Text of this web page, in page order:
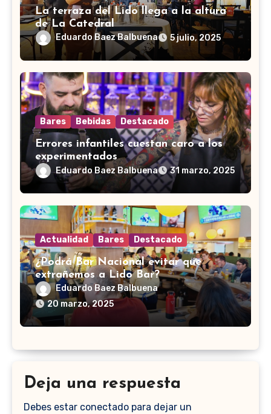
La terraza del Lido llega a la altura
de La Catedral
Eduardo Baez Balbuena 5 julio, 2025
Bares Bebidas Destacado
Errores infantiles cuestan caro a los
experimentados
Eduardo Baez Balbuena 31 marzo, 2025
Actualidad Bares Destacado
¿Podrá Bar Nacional evitar que
extrañemos a Lido Bar?
Eduardo Baez Balbuena
20 marzo, 2025
Deja una respuesta
Debes estar conectado para dejar un